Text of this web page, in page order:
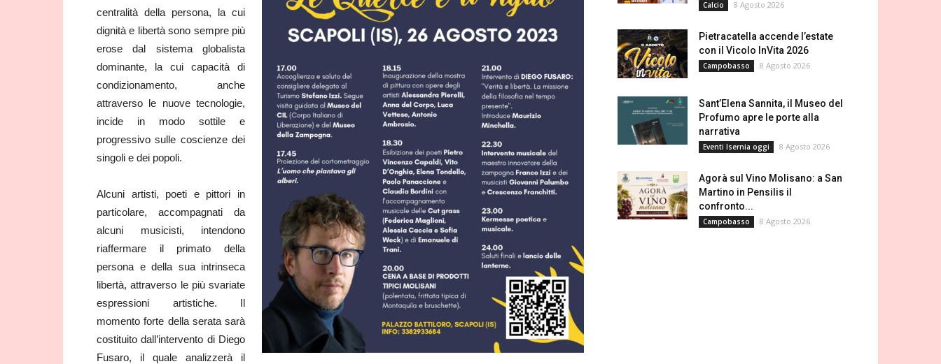
centralità della persona, la cui
dignità e libertà sono sempre più
erose dal sistema globalista
dominante, la cui capacità di
condizionamento, anche
attraverso le nuove tecnologie,
incide in modo sottile e
progressivo sulle coscienze dei
singoli e dei popoli.
Alcuni artisti, poeti e pittori in
particolare, accompagnati da
alcuni musicisti, intendono
riaffermare il primato della
persona e della sua intrinseca
libertà, attraverso le più svariate
espressioni artistiche. Il
momento forte della serata sarà
costituito dall’intervento di Diego
Fusaro, il quale analizzerà il
Calcio 8 Agosto 2026
Pietracatella accende l’estate
con il Vicolo InVita 2026
Campobasso 8 Agosto 2026
Sant’Elena Sannita, il Museo del
Profumo apre le porte alla
narrativa
Eventi Isernia oggi 8 Agosto 2026
Agorà sul Vino Molisano: a San
Martino in Pensilis il
confronto...
Campobasso 8 Agosto 2026